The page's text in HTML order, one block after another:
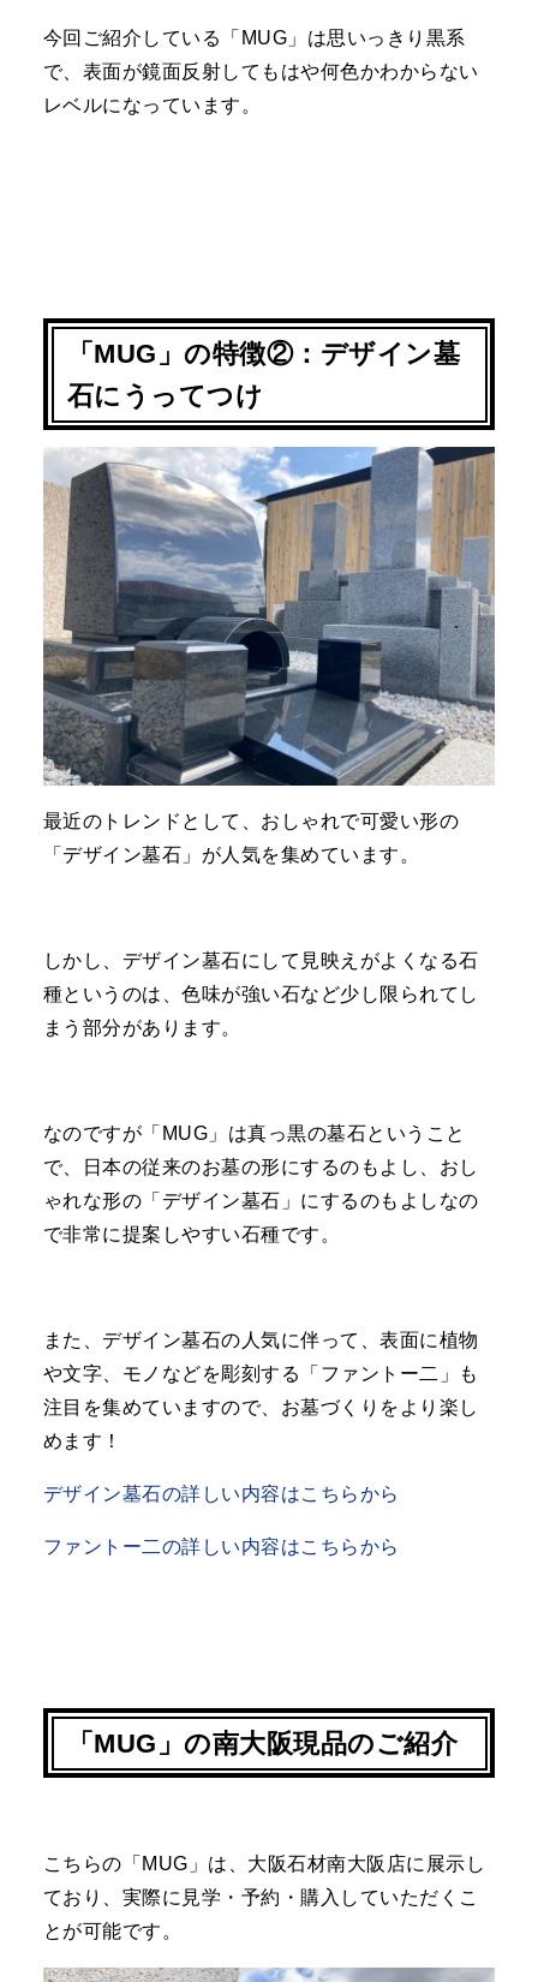
今回ご紹介している「 MUG 」は思いっきり黒系
で、表面が鏡面反射してもはや何色かわからない
レベルになっています。
「 MUG 」の特徴②：デザイン墓
石にうってつけ
最近のトレンドとして、おしゃれで可愛い形の
「デザイン墓石」が人気を集めています。
しかし、デザイン墓石にして見映えがよくなる石
種というのは、色味が強い石など少し限られてし
まう部分があります。
なのですが「 MUG 」は真っ黒の墓石ということ
で、日本の従来のお墓の形にするのもよし、おし
ゃれな形の「デザイン墓石」にするのもよしなの
で非常に提案しやすい石種です。
また、デザイン墓石の人気に伴って、表面に植物
や文字、モノなどを彫刻する「ファントー二」も
注目を集めていますので、お墓づくりをより楽し
めます！
デザイン墓石の詳しい内容はこちらから
ファントー二の詳しい内容はこちらから
「 MUG 」の南大阪現品のご紹介
こちらの「 MUG 」は、大阪石材南大阪店に展示し
ており、実際に見学・予約・購入していただくこ
とが可能です。